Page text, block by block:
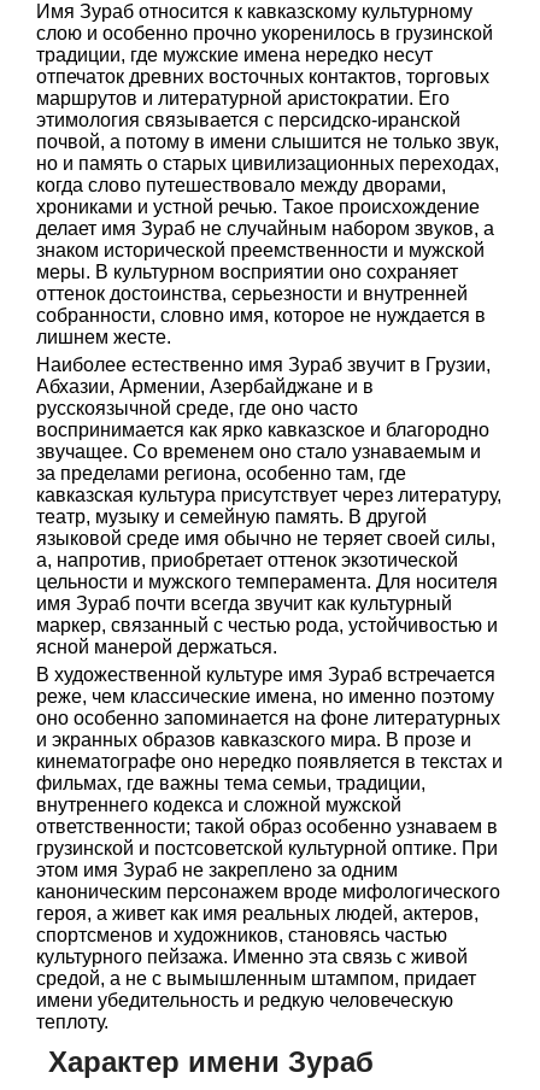
Имя Зураб относится к кавказскому культурному
слою и особенно прочно укоренилось в грузинской
традиции, где мужские имена нередко несут
отпечаток древних восточных контактов, торговых
маршрутов и литературной аристократии. Его
этимология связывается с персидско-иранской
почвой, а потому в имени слышится не только звук,
но и память о старых цивилизационных переходах,
когда слово путешествовало между дворами,
хрониками и устной речью. Такое происхождение
делает имя Зураб не случайным набором звуков, а
знаком исторической преемственности и мужской
меры. В культурном восприятии оно сохраняет
оттенок достоинства, серьезности и внутренней
собранности, словно имя, которое не нуждается в
лишнем жесте.
Наиболее естественно имя Зураб звучит в Грузии,
Абхазии, Армении, Азербайджане и в
русскоязычной среде, где оно часто
воспринимается как ярко кавказское и благородно
звучащее. Со временем оно стало узнаваемым и
за пределами региона, особенно там, где
кавказская культура присутствует через литературу,
театр, музыку и семейную память. В другой
языковой среде имя обычно не теряет своей силы,
а, напротив, приобретает оттенок экзотической
цельности и мужского темперамента. Для носителя
имя Зураб почти всегда звучит как культурный
маркер, связанный с честью рода, устойчивостью и
ясной манерой держаться.
В художественной культуре имя Зураб встречается
реже, чем классические имена, но именно поэтому
оно особенно запоминается на фоне литературных
и экранных образов кавказского мира. В прозе и
кинематографе оно нередко появляется в текстах и
фильмах, где важны тема семьи, традиции,
внутреннего кодекса и сложной мужской
ответственности; такой образ особенно узнаваем в
грузинской и постсоветской культурной оптике. При
этом имя Зураб не закреплено за одним
каноническим персонажем вроде мифологического
героя, а живет как имя реальных людей, актеров,
спортсменов и художников, становясь частью
культурного пейзажа. Именно эта связь с живой
средой, а не с вымышленным штампом, придает
имени убедительность и редкую человеческую
теплоту.
Характер имени Зураб